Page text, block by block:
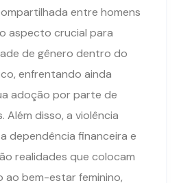
entre homens
aspecto crucial para
de gênero dentro do
enfrentando ainda
adoção por parte de
Além disso, a violência
dependência financeira e
realidades que colocam
ao bem-estar feminino,